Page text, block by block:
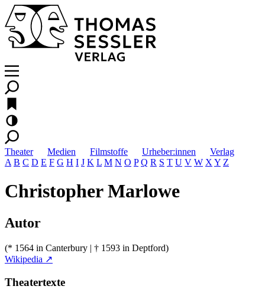
Theater Medien Filmstoffe Urheber:innen
Verlag
A B C D E F G H I J K L M N O P Q R S T U V W X Y Z
Christopher Marlowe
Autor
(* 1564 in Canterbury | † 1593 in Deptford)
Wikipedia ↗
Theatertexte